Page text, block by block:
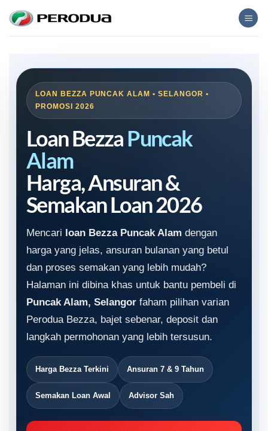
content
LOAN BEZZA PUNCAK ALAM • SELANGOR •
PROMOSI 2026
Loan BezzaPuncak
Alam
Harga, Ansuran &
Semakan Loan 2026
Mencari loan Bezza Puncak Alam dengan
harga yang jelas, ansuran bulanan yang betul
dan proses semakan yang lebih mudah?
Halaman ini dibina khas untuk bantu pembeli di
Puncak Alam, Selangor faham pilihan varian
Perodua Bezza, bajet sebenar, deposit dan
langkah permohonan yang lebih tersusun.
Harga Bezza Terkini Ansuran 7 & 9 Tahun
Semakan Loan Awal Advisor Sah